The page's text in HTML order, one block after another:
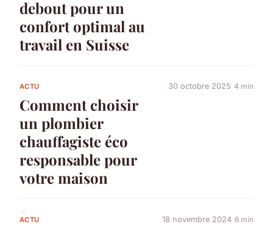
debout pour un
confort optimal au
travail en Suisse
ACTU
Comment choisir
un plombier
chauffagiste éco
responsable pour
votre maison
30 octobre 2025 4 min
ACTU 18 novembre 2024 6 min